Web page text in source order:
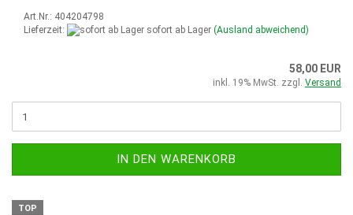
Art.Nr.: 404204798
Lieferzeit:
sofort ab Lager (Ausland abweichend)
58,00 EUR
inkl. 19% MwSt. zzgl. Versand
IN DEN WARENKORB
TOP